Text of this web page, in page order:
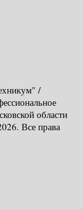
/
области
Все права